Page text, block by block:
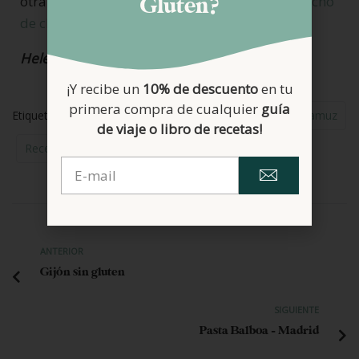
de chocolate blanco y cacahuetes
Helena
Etiquetas: Bizcochos Bundt Cake Harina De Altramuz
Recetas Dulces
ANTERIOR
Gijón sin gluten
SIGUIENTE
Pasta Balboa – Madrid
Gluten?
¡Y recibe un 10% de descuentoen tu
primera compra de cualquier guía
de viaje o libro de recetas!